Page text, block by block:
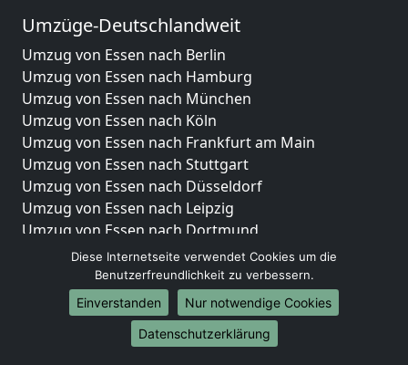
Umzüge-Deutschlandweit
Umzug von Essen nach Berlin
Umzug von Essen nach Hamburg
Umzug von Essen nach München
Umzug von Essen nach Köln
Umzug von Essen nach Frankfurt am Main
Umzug von Essen nach Stuttgart
Umzug von Essen nach Düsseldorf
Umzug von Essen nach Leipzig
Umzug von Essen nach Dortmund
Umzug von Essen nach Essen
Umzug von Essen nach Bremen
Umzug von Essen nach Dresden
Umzug von Essen nach Hannover
Umzug von Essen nach Nürnberg
Diese Internetseite verwendet Cookies um die
Benutzerfreundlichkeit zu verbessern.
Einverstanden
Nur notwendige Cookies
Datenschutzerklärung